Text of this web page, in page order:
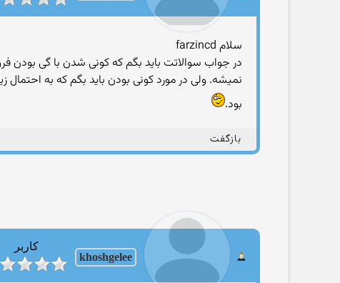
سلام farzincd
در جواب سوالاتت باید بگم كه كونی شدن با گی بودن
نمیشه. ولی در مورد كونی بودن باید بگم كه به
بود.
بازگفت
khoshgelee
کاربر